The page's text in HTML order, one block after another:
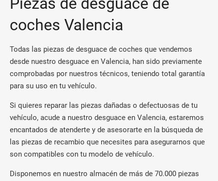
Piezas de desguace de
coches Valencia
Todas las piezas de desguace de coches que vendemos
desde nuestro desguace en Valencia, han sido previamente
comprobadas por nuestros técnicos, teniendo total garantía
para su uso en tu vehículo.
Si quieres reparar las piezas dañadas o defectuosas de tu
vehículo, acude a nuestro desguace en Valencia, estaremos
encantados de atenderte y de asesorarte en la búsqueda de
las piezas de recambio que necesites para asegurarnos que
son compatibles con tu modelo de vehículo.
Disponemos en nuestro almacén de más de 70.000 piezas